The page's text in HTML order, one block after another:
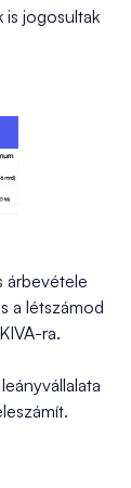
jogosultak
árbevétele
a létszámod
ra.